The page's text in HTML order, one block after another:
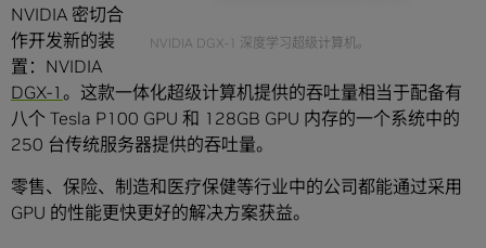
NVIDIA DGX-1 深度学习超级计算机。
NVIDIA 密切合
作开发新的装
置：NVIDIA
DGX-1 。这款一体化超级计算机提供的吞吐量相当于配备有
八个 Tesla P100 GPU 和 128GB GPU 内存的一个系统中的
250 台传统服务器提供的吞吐量。
零售、保险、制造和医疗保健等行业中的公司都能通过采用
GPU 的性能更快更好的解决方案获益。